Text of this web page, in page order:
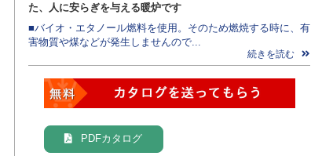
た、人に安らぎを与える暖炉です
■バイオ・エタノール燃料を使用。そのため燃焼する時に、有
害物質や煤などが発生しませんので...
続きを読む
PDFカタログ